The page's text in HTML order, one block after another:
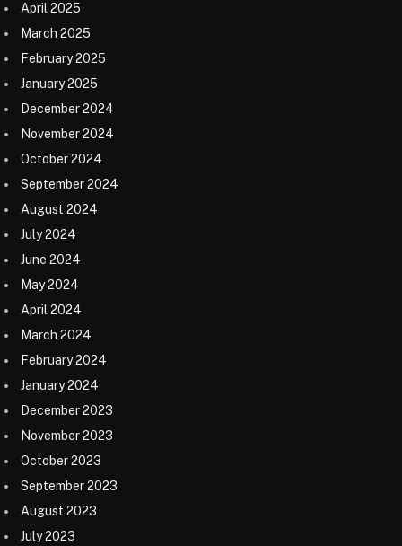
April 2025
March 2025
February 2025
January 2025
December 2024
November 2024
October 2024
September 2024
August 2024
July 2024
June 2024
May 2024
April 2024
March 2024
February 2024
January 2024
December 2023
November 2023
October 2023
September 2023
August 2023
July 2023